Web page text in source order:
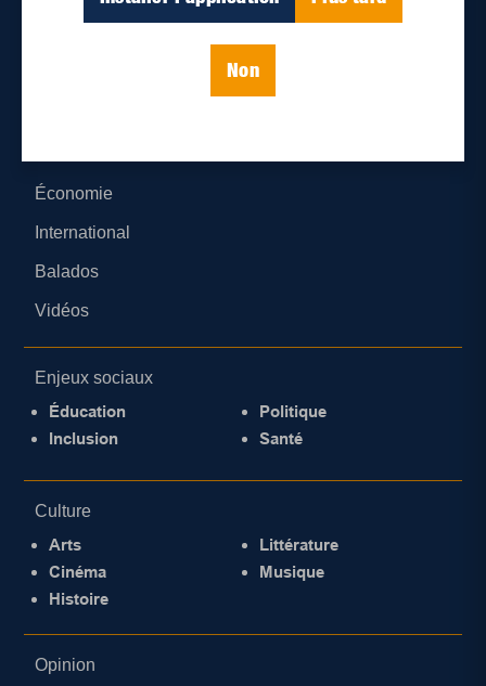
Non
Économie
International
Balados
Vidéos
Enjeux sociaux
Éducation
Inclusion
Politique
Santé
Culture
Arts
Cinéma
Histoire
Littérature
Musique
Opinion